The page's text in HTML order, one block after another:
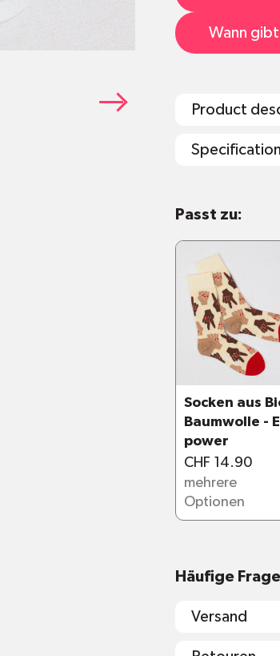
Wann
Product
vermeiden
Socken
Trockner
Dank dem
bei hoher
Der Anti-
Inhaltsstoffe
Passt zu:
Socken aus
Baumwolle -
power
CHF 14.90
mehrere
Optionen
Häufige
Versand